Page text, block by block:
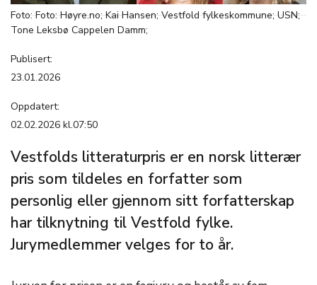
Foto: Foto: Høyre.no; Kai Hansen; Vestfold fylkeskommune; USN;
Tone Leksbø Cappelen Damm;
Publisert:
23.01.2026
Oppdatert:
02.02.2026 kl.07:50
Vestfolds litteraturpris er en norsk litterær
pris som tildeles en forfatter som
personlig eller gjennom sitt forfatterskap
har tilknytning til Vestfold fylke.
Jurymedlemmer velges for to år.